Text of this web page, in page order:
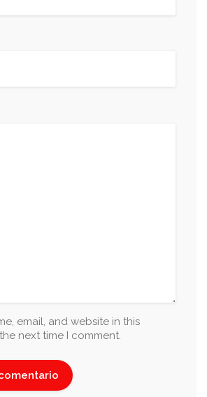
email, and website in this
next time I comment.